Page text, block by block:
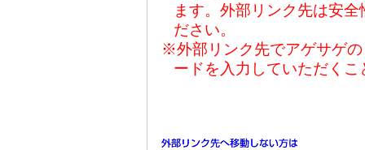
ます。外部リンク先は安
ださい。
※外部リンク先でアゲサゲ
ードを入力していただく